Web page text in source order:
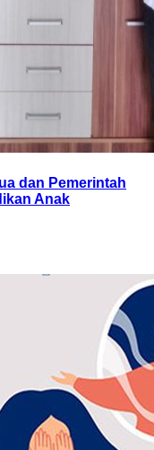
dan Pemerintah
Anak